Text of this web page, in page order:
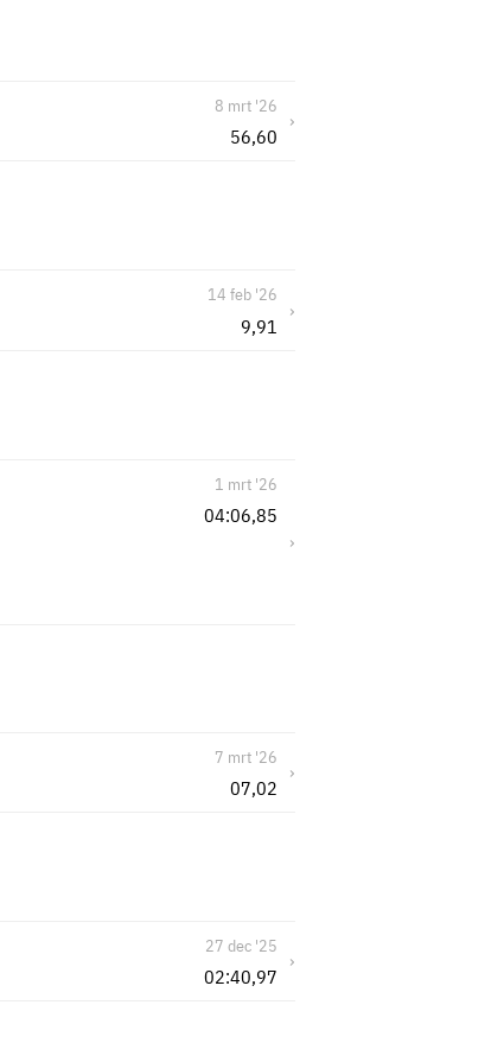
56,60
8 mrt '26
›
9,91
14 feb '26
›
04:06,85
1 mrt '26
›
07,02
7 mrt '26
›
02:40,97
27 dec '25
›